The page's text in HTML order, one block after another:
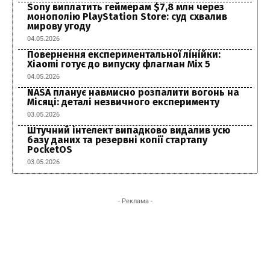
Sony виплатить геймерам $7,8 млн через
монополію PlayStation Store: суд схвалив
мирову угоду
04.05.2026
Повернення експериментальної лінійки:
Xiaomi готує до випуску флагман Mix 5
04.05.2026
NASA планує навмисно розпалити вогонь на
Місяці: деталі незвичного експерименту
03.05.2026
Штучний інтелект випадково видалив усю
базу даних та резервні копії стартапу
PocketOS
03.05.2026
- Реклама -